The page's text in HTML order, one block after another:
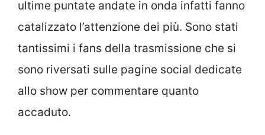
ultime puntate andate in onda infatti fanno
catalizzato l’attenzione dei più. Sono stati
tantissimi i fans della trasmissione che si
sono riversati sulle pagine social dedicate
allo show per commentare quanto
accaduto.